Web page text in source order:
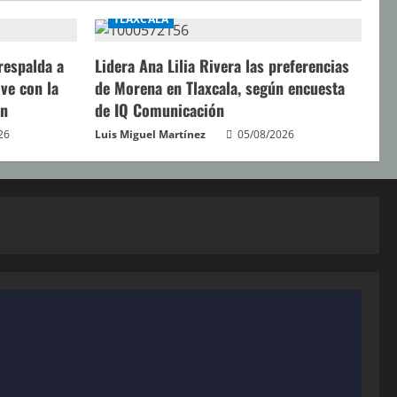
a
con la
TLAXCALA
Lidera Ana Lilia Rivera las preferencias
de Morena en Tlaxcala, según encuesta
de IQ Comunicación
Luis Miguel Martínez 05/08/2026